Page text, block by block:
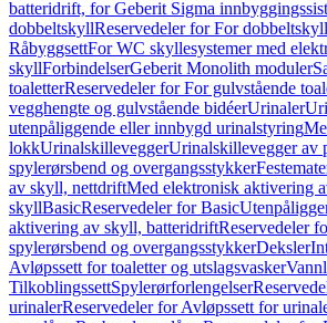
batteridrift, for Geberit Sigma
dobbeltskyllReservedeler for For dobbeltskyll
RåbyggsettFor WC skyllesystemer med
skyllForbindelserGeberit Monolith moduler
toaletterReservedeler for For gulvstående
vegghengte og gulvstående bidéerUrinaler
utenpåliggende eller innbygd urinalstyring
lokkUrinalskilleveggerUrinalskillevegger av
spylerørsbend og overgangsstykker
av skyll, nettdriftMed elektronisk aktivering
skyllBasicReservedeler for Basic
aktivering av skyll, batteridriftReservedeler
spylerørsbend og overgangsstykkerDeksler
Avløpssett for toaletter og utslagsvasker
TilkoblingssettSpylerørforlengelser
urinalerReservedeler for Avløpssett for